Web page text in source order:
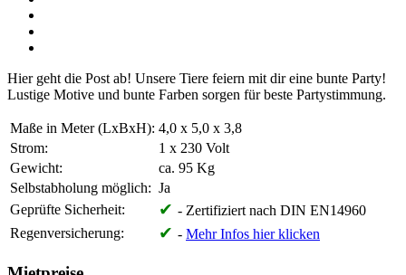
Hier geht die Post ab! Unsere Tiere feiern mit dir eine bunte Party!
Lustige Motive und bunte Farben sorgen für beste Partystimmung.
Maße in Meter (LxBxH): 4,0 x 5,0 x 3,8
Strom:
1 x 230 Volt
Gewicht:
ca. 95 Kg
Selbstabholung möglich: Ja
Geprüfte Sicherheit:
✔ - Zertifiziert nach DIN EN14960
Regenversicherung:
✔ - Mehr Infos hier klicken